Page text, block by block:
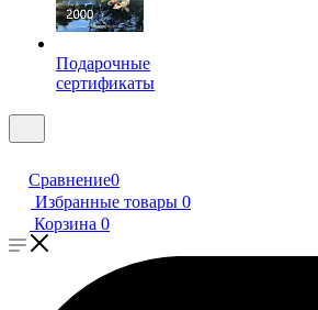
Подарочные
сертификаты
Сравнение0
Избранные товары 0
Корзина 0